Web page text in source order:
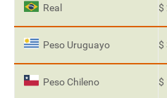
Real $
Peso Uruguayo $
Peso Chileno $